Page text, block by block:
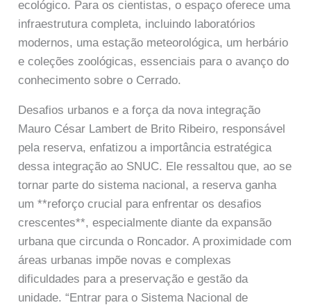
ecológico. Para os cientistas, o espaço oferece uma
infraestrutura completa, incluindo laboratórios
modernos, uma estação meteorológica, um herbário
e coleções zoológicas, essenciais para o avanço do
conhecimento sobre o Cerrado.
Desafios urbanos e a força da nova integração
Mauro César Lambert de Brito Ribeiro, responsável
pela reserva, enfatizou a importância estratégica
dessa integração ao SNUC. Ele ressaltou que, ao se
tornar parte do sistema nacional, a reserva ganha
um **reforço crucial para enfrentar os desafios
crescentes**, especialmente diante da expansão
urbana que circunda o Roncador. A proximidade com
áreas urbanas impõe novas e complexas
dificuldades para a preservação e gestão da
unidade. “Entrar para o Sistema Nacional de